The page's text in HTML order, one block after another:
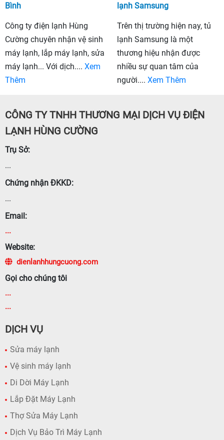
Bình
Công ty điện lạnh Hùng
Cường chuyên nhận vệ sinh
máy lạnh, lắp máy lạnh, sửa
máy lạnh... Với dịch.... Xem
Thêm
lạnh Samsung
Trên thị trường hiện nay, tủ
lạnh Samsung là một
thương hiệu nhận được
nhiều sự quan tâm của
người.... Xem Thêm
CÔNG TY TNHH THƯƠNG MẠI DỊCH VỤ ĐIỆN
LẠNH HÙNG CƯỜNG
Trụ Sở:
...
Chứng nhận ĐKKD:
...
Email:
...
Website:
dienlanhhungcuong.com
Gọi cho chúng tôi
...
...
DỊCH VỤ
Sửa máy lạnh
Vệ sinh máy lạnh
Di Dời Máy Lạnh
Lắp Đặt Máy Lạnh
Thợ Sửa Máy Lạnh
Dịch Vụ Bảo Trì Máy Lạnh